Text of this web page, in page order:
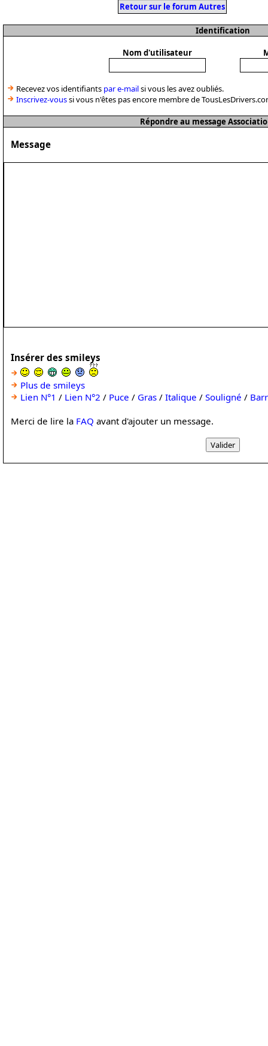
Retour sur le forum Autres
Identification
Nom d'utilisateur
Recevez vos identifiants par e-mailsi vous les avez oubliés.
Inscrivez-voussi vous n'êtes pas encore membre de
Répondre au message
Message
Insérer des smileys
Plus de smileys
Lien N°1 / Lien N°2 / Puce / Gras / Italique / Souligné /
Merci de lire la FAQ avant d'ajouter un message.